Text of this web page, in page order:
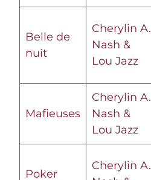
Belle de
nuit
Cherylin A.
Nash &
Lou Jazz
Mafieuses
Cherylin A.
Nash &
Lou Jazz
Poker
Cherylin A.